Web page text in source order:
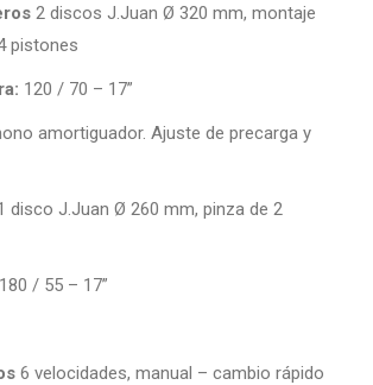
2 discos J.Juan Ø 320 mm, montaje
pistones
120 / 70 – 17”
amortiguador. Ajuste de precarga y
disco J.Juan Ø 260 mm, pinza de 2
180 / 55 – 17”
6 velocidades, manual – cambio rápido